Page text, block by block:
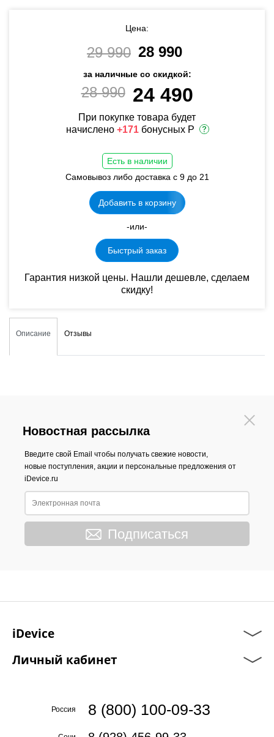
Цена:
29 990 28 990
за наличные со скидкой:
28 990 24 490
При покупке товара будет
начислено +171 бонусных Р
Есть в наличии
Самовывоз либо доставка с 9 до 21
Добавить в корзину
-или-
Быстрый заказ
Гарантия низкой цены. Нашли дешевле, сделаем
скидку!
Описание Отзывы
Новостная рассылка
Введите свой Email чтобы получать свежие новости,
новые поступления, акции и персональные предложения от
iDevice.ru
Подписаться
iDevice
Личный кабинет
Россия 8 (800) 100-09-33